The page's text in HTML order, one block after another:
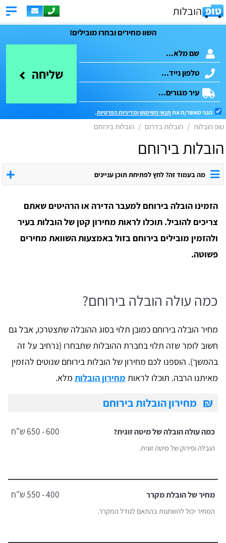
השוו מחירים ובחרו מובילים!
שליחה
הנני מאשר/ת את תנאי השימושומדיניות הפרטיות.
טופ הובלות הובלות בדרום הובלות בירוחם
הובלות בירוחם
מה בעמוד זה? לחץ לפתיחת תוכן עניינים
הזמינו הובלה בירוחם למעבר הדירה או הרהיטים שאתם
צריכים להוביל. תוכלו לראות מחירון קטן של הובלות בעיר
ולהזמין מובילים בירוחם בזול באמצעות השוואת מחירים
פשוטה.
כמה עולה הובלה בירוחם?
מחיר הובלה בירוחם כמובן תלוי בסוג ההובלה שתצטרכו, אבל גם
חשוב לומר שזה תלוי בחברת ההובלות שתבחרו (נרחיב על זה
בהמשך). הוספנו לכם מחירון של הובלות בירוחם שנוטים להזמין
מאיתנו הרבה. תוכלו לראות מחירון הובלות מלא.
₪ מחירון הובלות בירוחם
כמה עולה הובלה של מיטה זוגית?
הובלה ופירוק של מיטה זוגית.
600 - 650 ש"ח
מחיר של הובלת מקרר
המחיר יכול להשתנות בהתאם לגודל המקרר.
400 - 550 ש"ח